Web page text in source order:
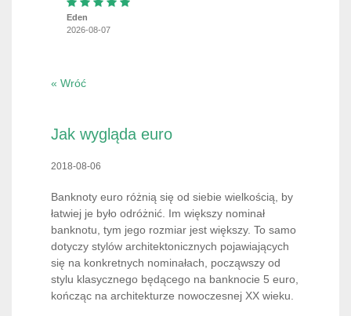
Eden
2026-08-07
« Wróć
Jak wygląda euro
2018-08-06
Banknoty euro różnią się od siebie wielkością, by
łatwiej je było odróżnić. Im większy nominał
banknotu, tym jego rozmiar jest większy. To samo
dotyczy stylów architektonicznych pojawiających
się na konkretnych nominałach, począwszy od
stylu klasycznego będącego na banknocie 5 euro,
kończąc na architekturze nowoczesnej XX wieku.